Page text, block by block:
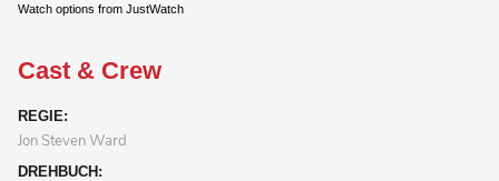
Watch options from JustWatch
Cast & Crew
REGIE:
Jon Steven Ward
DREHBUCH: